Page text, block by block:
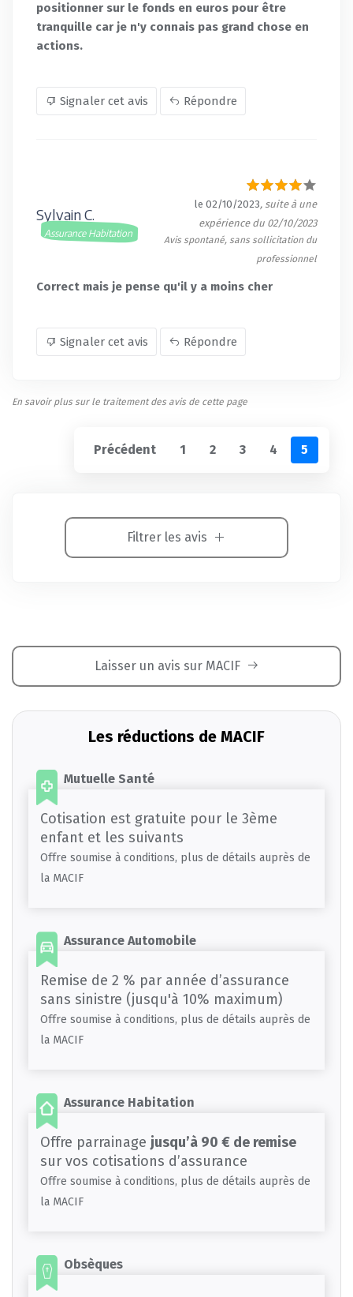
positionner sur le fonds en euros pour être
tranquille car je n'y connais pas grand chose en
actions.
Signaler cet avis Répondre
Sylvain C.
Assurance Habitation
le 02/10/2023, suite à une
expérience du 02/10/2023
Avis spontané, sans sollicitation du
professionnel
Correct mais je pense qu'il y a moins cher
Signaler cet avis Répondre
En savoir plus sur le traitement des avis de cette page
Précédent 1 2 3 4 5
Filtrer les avis
Laisser un avis sur MACIF
Les réductions de MACIF
Mutuelle Santé
Cotisation est gratuite pour le 3ème
enfant et les suivants
Offre soumise à conditions, plus de détails auprès de
la MACIF
Assurance Automobile
Remise de 2 % par année d’assurance
sans sinistre (jusqu'à 10% maximum)
Offre soumise à conditions, plus de détails auprès de
la MACIF
Assurance Habitation
Offre parrainage jusqu’à 90 € de remise
sur vos cotisations d’assurance
Offre soumise à conditions, plus de détails auprès de
la MACIF
Obsèques